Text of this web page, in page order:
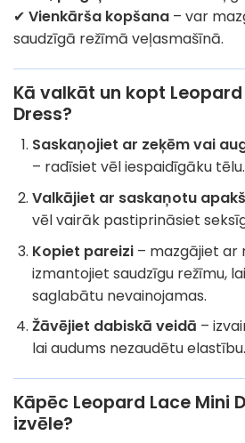
✔ Vienkārša kopšana – var
saudzīgā režīmā veļasmašīnā.
Kā valkāt un kopt Leopard
Dress?
Saskaņojiet ar zeķēm vai
– radīsiet vēl iespaidīgāku tēlu.
Valkājiet ar saskaņotu
vēl vairāk pastiprināsiet
Kopiet pareizi– mazgājiet ar
izmantojiet saudzīgu režīmu,
saglabātu nevainojamas.
Žāvējiet dabiskā veidā –
lai audums nezaudētu elastību.
Kāpēc Leopard Lace Mini
izvēle?